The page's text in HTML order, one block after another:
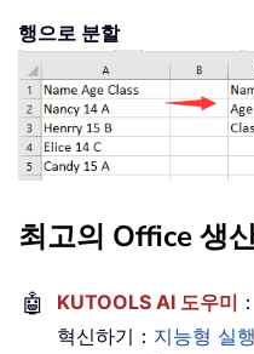
행으로 분할
최고의 Office 생
🤖 KUTOOLS AI 도우미
혁신하기： 지능형 실행